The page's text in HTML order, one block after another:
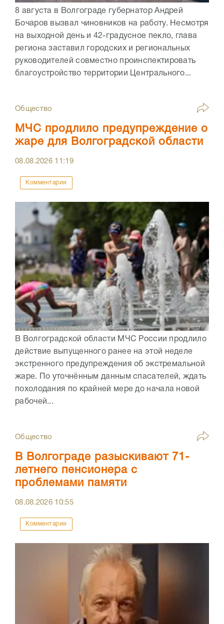
8 августа в Волгограде губернатор Андрей
Бочаров вызвал чиновников на работу. Несмотря
на выходной день и 42-градусное пекло, глава
региона заставил городских и региональных
руководителей совместно проинспектировать
благоустройство территории Центрального...
Общество
МЧС продлило предупреждение о
жаре для Волгоградской области
08.08.2026 11:19
Комментарии
В Волгоградской области МЧС России продлило
действие выпущенного ранее на этой неделе
экстренного предупреждения об экстремальной
жаре. По уточнённым данным спасателей, ждать
похолодания по крайней мере до начала новой
рабочей...
Общество
В Волгограде разыскивают 71-
летнего пенсионера с
проблемами памяти
08.08.2026 10:55
Комментарии